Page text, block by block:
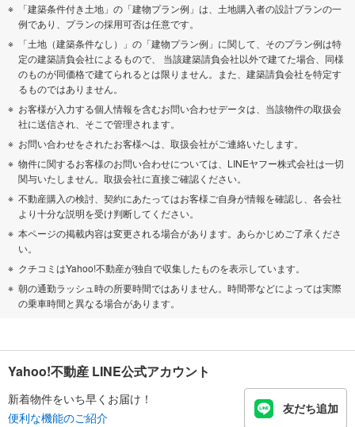
「建築条件付き土地」の「建物プラン例」は、土地購入者の設計プランの一
例であり、プランの採用可否は任意です。
「土地（建築条件なし）」の「建物プラン例」に関して、そのプラン例は特
定の建築請負会社によるもので、 当該建築請負会社以外で建てた場合、同様
のものが同価格で建てられるとは限りません。また、建築請負会社を特定す
るものではありません。
お客様が入力する個人情報を含むお問い合わせデータは、当該物件の取扱会
社に送信され、そこで管理されます。
お問い合わせをされたお客様へは、取扱会社がご連絡いたします。
物件に関するお客様のお問い合わせについては、LINEヤフー株式会社は一切
関与いたしません。取扱会社に直接ご確認ください。
不動産購入の検討、契約にあたってはお客様ご自身が情報を確認し、各会社
より十分な説明を受け判断してください。
本ページの掲載内容は変更される場合があります。あらかじめご了承くださ
い。
クチコミはYahoo!不動産が独自で収集したものを表示しています。
朝の通勤ラッシュ時の所要時間ではありません。時間帯などによっては実際
の乗車時間と異なる場合があります。
Yahoo!不動産 LINE公式アカウント
新着物件をいち早くお届け！
便利な機能のご紹介
友だち追加